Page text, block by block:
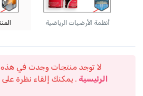
أنظمة الأرضيات الرياضية
لا توجد منتجات وجدت في هذه
الرئيسية . يمكنك إلقاء نظرة